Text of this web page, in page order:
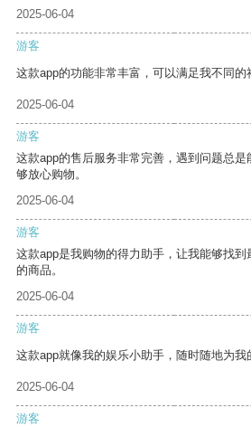
2025-06-04
游客
这款app的功能非常丰富，可以满足我不同的
2025-06-04
游客
这款app的售后服务非常完善，遇到问题总
够放心购物。
2025-06-04
游客
这款app是我购物的得力助手，让我能够找
的商品。
2025-06-04
游客
这款app就像我的娱乐小助手，随时随地为我
2025-06-04
游客